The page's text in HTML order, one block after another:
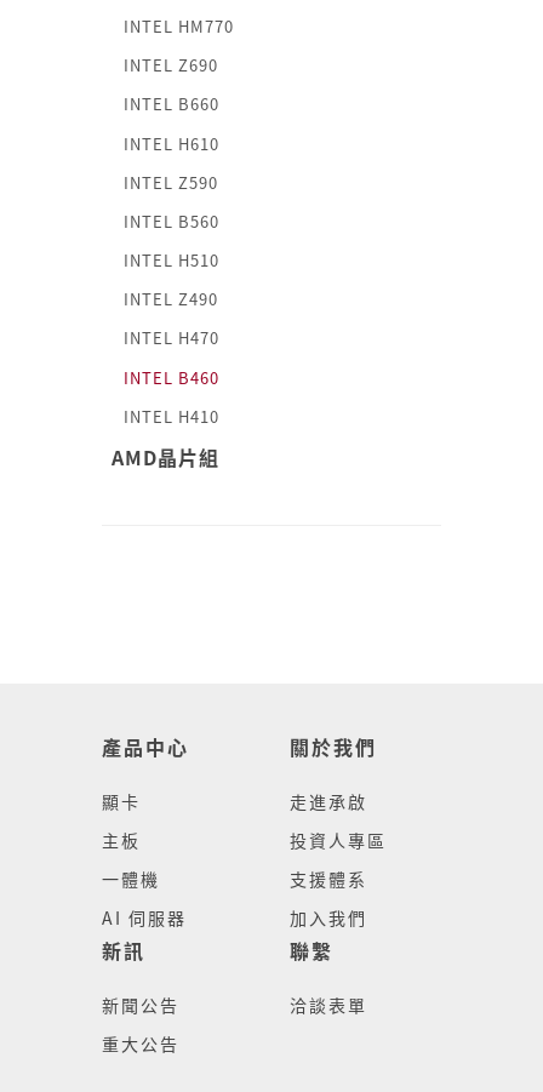
INTEL HM770
INTEL Z690
INTEL B660
INTEL H610
INTEL Z590
INTEL B560
INTEL H510
INTEL Z490
INTEL H470
INTEL B460
INTEL H410
AMD晶片組
產品中心
顯卡
主板
一體機
AI 伺服器
關於我們
走進承啟
投資人專區
支援體系
加入我們
新訊
新聞公告
重大公告
聯繫
洽談表單